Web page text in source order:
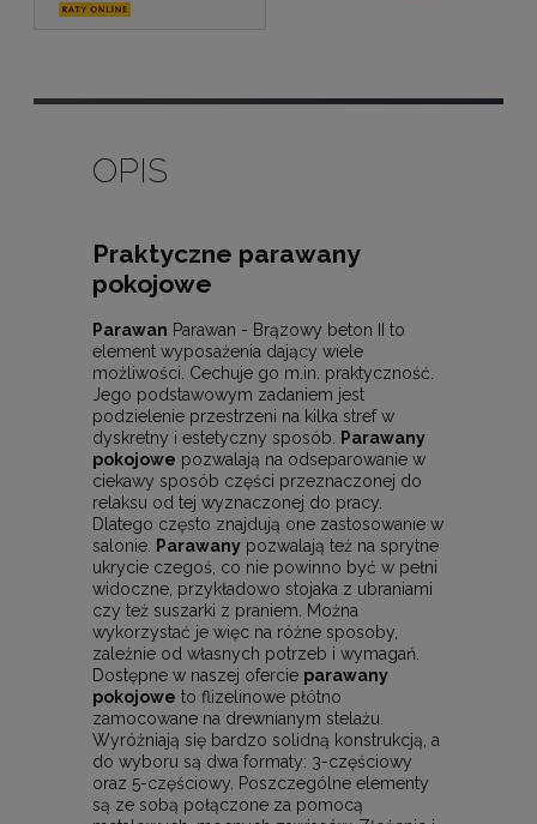
OPIS
Praktyczne parawany
pokojowe
Parawan Parawan - Brązowy beton II to
element wyposażenia dający wiele
możliwości. Cechuje go m.in. praktyczność.
Jego podstawowym zadaniem jest
podzielenie przestrzeni na kilka stref w
dyskretny i estetyczny sposób. Parawany
pokojowe pozwalają na odseparowanie w
ciekawy sposób części przeznaczonej do
relaksu od tej wyznaczonej do pracy.
Dlatego często znajdują one zastosowanie w
salonie. Parawany pozwalają też na sprytne
ukrycie czegoś, co nie powinno być w pełni
widoczne, przykładowo stojaka z ubraniami
czy też suszarki z praniem. Można
wykorzystać je więc na różne sposoby,
zależnie od własnych potrzeb i wymagań.
Dostępne w naszej ofercie parawany
pokojowe to flizelinowe płótno
zamocowane na drewnianym stelażu.
Wyróżniają się bardzo solidną konstrukcją, a
do wyboru są dwa formaty: 3-częściowy
oraz 5-częściowy. Poszczególne elementy
są ze sobą połączone za pomocą